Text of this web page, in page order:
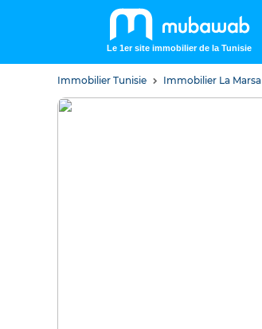
Le 1er site immobilier de la Tunisie
Immobilier Tunisie Immobilier La Marsa